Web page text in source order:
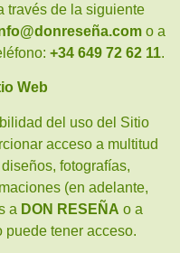
través de la siguiente
o a
+34 649 72 62 11.
Web
del uso del Sitio
acceso a multitud
fotografías,
(en adelante,
a DON RESEÑA o a
puede tener acceso.